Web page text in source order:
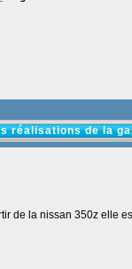
réalisations de la
de la nissan 350z elle